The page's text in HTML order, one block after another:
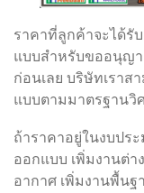
ราคาที่ลูกค้าจะได้รั
แบบสำหรับขออนุญา
ก่อนเลย บริษัทเราส
แบบตามมาตรฐานวิ
ถ้าราคาอยู่ในงบปร
ออกแบบ เพิ่มงานต่า
อากาศ เพิ่มงานพื้น